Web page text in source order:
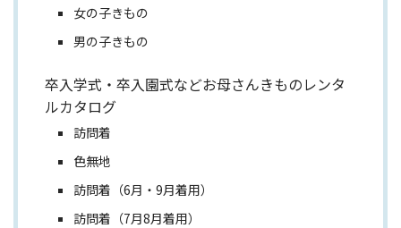
女の子きもの
男の子きもの
卒入学式・卒入園式などお母さんきものレンタ
ルカタログ
訪問着
色無地
訪問着（6月・9月着用）
訪問着（7月8月着用）